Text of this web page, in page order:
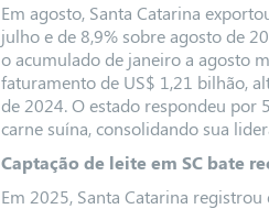
Em agosto, Santa Catarina
julho e de 8,9% sobre agosto de
o acumulado de janeiro a agosto
faturamento de US$ 1,21 bilhão,
de 2024. O estado respondeu por
carne suína, consolidando sua
Captação de leite em SC bate
Em 2025, Santa Catarina